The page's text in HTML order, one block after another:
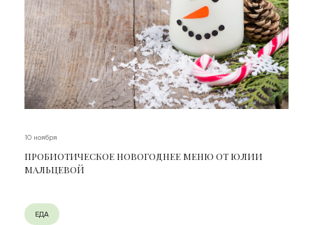
10 ноября
ПРОБИОТИЧЕСКОЕ НОВОГОДНЕЕ МЕНЮ ОТ ЮЛИИ
МАЛЬЦЕВОЙ
ЕДА